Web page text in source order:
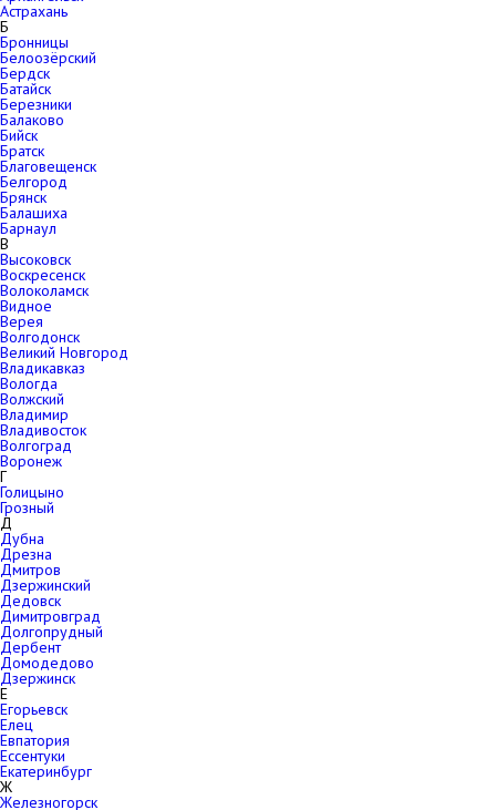
Астрахань
Б
Бронницы
Белоозёрский
Бердск
Батайск
Березники
Балаково
Бийск
Братск
Благовещенск
Белгород
Брянск
Балашиха
Барнаул
В
Высоковск
Воскресенск
Волоколамск
Видное
Верея
Волгодонск
Великий Новгород
Владикавказ
Вологда
Волжский
Владимир
Владивосток
Волгоград
Воронеж
Г
Голицыно
Грозный
Д
Дубна
Дрезна
Дмитров
Дзержинский
Дедовск
Димитровград
Долгопрудный
Дербент
Домодедово
Дзержинск
Е
Егорьевск
Елец
Евпатория
Ессентуки
Екатеринбург
Ж
Железногорск